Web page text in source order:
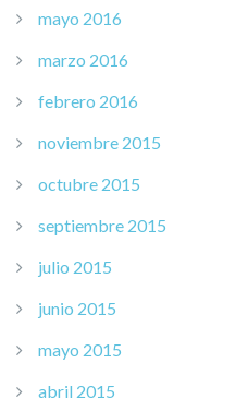
mayo 2016
marzo 2016
febrero 2016
noviembre 2015
octubre 2015
septiembre 2015
julio 2015
junio 2015
mayo 2015
abril 2015